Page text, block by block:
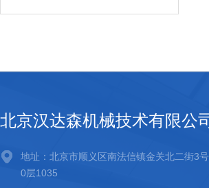
北京汉达森机械技术有限公
地址：北京市顺义区南法信镇金关北二街3
0层1035